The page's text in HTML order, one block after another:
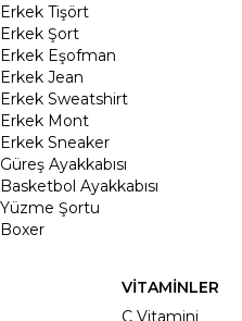
Erkek Tişört
Erkek Şort
Erkek Eşofman
Erkek Jean
Erkek Sweatshirt
Erkek Mont
Erkek Sneaker
Güreş Ayakkabısı
Basketbol Ayakkabısı
Yüzme Şortu
Boxer
VİTAMİNLER
C Vitamini